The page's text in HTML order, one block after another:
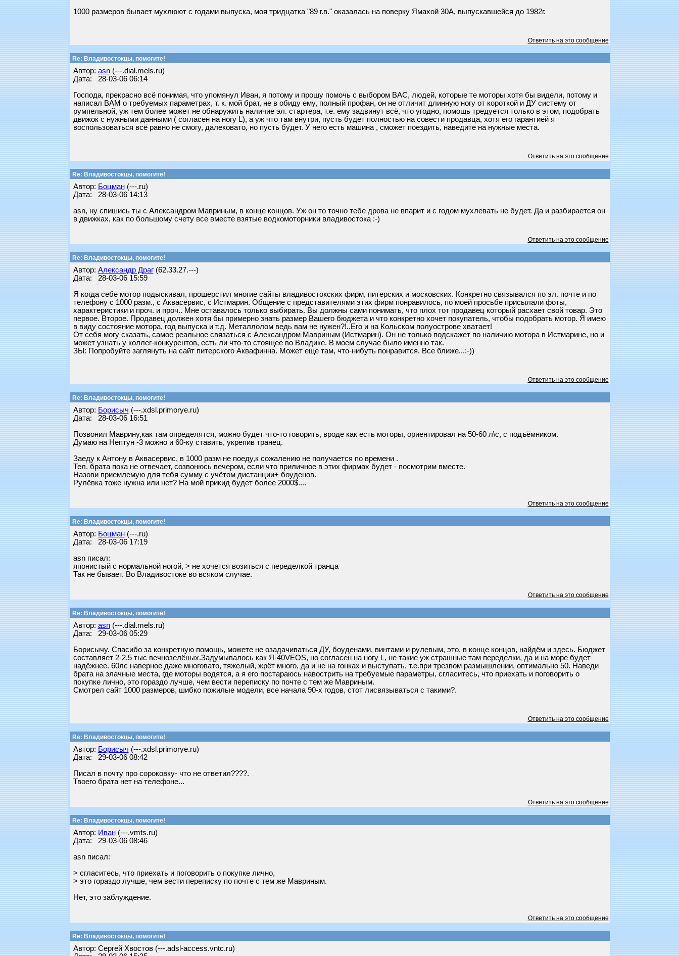
1000 размеров бывает мухлюют с годами выпуска, моя тридцатка "89 г.в." оказалась на поверку Ямахой 30А, выпускавшейся до 1982г.
Ответить на это сообщение
Re: Владивостокцы, помогите!
Автор: asn(---.dial.mels.ru)
Дата: 28-03-06 06:14
Господа, прекрасно всё понимая, что упомянул Иван, я потому и прошу помочь с выбором ВАС, людей, которые те моторы хотя бы видели, потому и
написал ВАМ о требуемых параметрах, т. к. мой брат, не в обиду ему, полный профан, он не отличит длинную ногу от короткой и ДУ систему от
румпельной, уж тем более может не обнаружить наличие эл. стартера, т.е. ему задвинут всё, что угодно, помощь тредуется только в этом, подобрать
движок с нужными данными ( согласен на ногу L), а уж что там внутри, пусть будет полностью на совести продавца, хотя его гарантией я
воспользоваться всё равно не смогу, далековато, но пусть будет. У него есть машина , сможет поездить, наведите на нужные места.
Ответить на это сообщение
Re: Владивостокцы, помогите!
Автор: Бoцман(---.ru)
Дата: 28-03-06 14:13
asn, ну спишись ты с Александром Мавриным, в конце концов. Уж он то точно тебе дрова не впарит и с годом мухлевать не будет. Да и разбирается он
в движках, как по большому счету все вместе взятые водкомоторники владивостока :-)
Ответить на это сообщение
Re: Владивостокцы, помогите!
Автор: Александр Драг(62.33.27.---)
Дата: 28-03-06 15:59
Я когда себе мотор подыскивал, прошерстил многие сайты владивостокских фирм, питерских и московских. Конкретно связывался по эл. почте и по
телефону с 1000 разм., с Аквасервис, с Истмарин. Общение с представителями этих фирм понравилось, по моей просьбе присылали фоты,
характеристики и проч. и проч.. Мне оставалось только выбирать. Вы должны сами понимать, что плох тот продавец который расхает свой товар. Это
первое. Второе. Продавец должен хотя бы примерно знать размер Вашего бюджета и что конкретно хочет покупатель, чтобы подобрать мотор. Я имею
в виду состояние мотора, год выпуска и т.д. Металлолом ведь вам не нужен?!..Его и на Кольском полуострове хватает!
От себя могу сказать, самое реальное связаться с Александром Мавриным (Истмарин). Он не только подскажет по наличию мотора в Истмарине, но и
может узнать у коллег-конкурентов, есть ли что-то стоящее во Владике. В моем случае было именно так.
ЗЫ: Попробуйте заглянуть на сайт питерского Аквафинна. Может еще там, что-нибуть понравится. Все ближе...:-))
Ответить на это сообщение
Re: Владивостокцы, помогите!
Автор: Борисыч (---.xdsl.primorye.ru)
Дата: 28-03-06 16:51
Позвонил Маврину,как там определятся, можно будет что-то говорить, вроде как есть моторы, ориентировал на 50-60 л\с, с подъёмником.
Думаю на Нептун -3 можно и 60-ку ставить, укрепив транец.
Заеду к Антону в Аквасервис, в 1000 разм не поеду,к сожалению не получается по времени .
Тел. брата пока не отвечает, созвонюсь вечером, если что приличное в этих фирмах будет - посмотрим вместе.
Назови приемлемую для тебя сумму с учётом дистанции+ боуденов.
Рулёвка тоже нужна или нет? На мой прикид будет более 2000$....
Ответить на это сообщение
Re: Владивостокцы, помогите!
Автор: Бoцман(---.ru)
Дата: 28-03-06 17:19
asn писал:
японистый с нормальной ногой, > не хочется возиться с переделкой транца
Так не бывает. Во Владивостоке во всяком случае.
Ответить на это сообщение
Re: Владивостокцы, помогите!
Автор: asn(---.dial.mels.ru)
Дата: 29-03-06 05:29
Борисычу. Спасибо за конкретную помощь, можете не озадачиваться ДУ, боуденами, винтами и рулевым, это, в конце концов, найдём и здесь. Бюджет
составляет 2-2,5 тыс вечнозелёных.Задумывалось как Я-40VEOS, но согласен на ногу L, не такие уж страшные там переделки, да и на море будет
надёжнее. 60лс наверное даже многовато, тяжелый, жрёт много, да и не на гонках и выступать, т.е.при трезвом размышлении, оптимально 50. Наведи
брата на злачные места, где моторы водятся, а я его постараюсь навострить на требуемые параметры, сгласитесь, что приехать и поговорить о
покупке лично, это гораздо лучше, чем вести переписку по почте с тем же Мавриным.
Смотрел сайт 1000 размеров, шибко пожилые модели, все начала 90-х годов, стот лисвязываться с такими?.
Ответить на это сообщение
Re: Владивостокцы, помогите!
Автор: Борисыч (---.xdsl.primorye.ru)
Дата: 29-03-06 08:42
Писал в почту про сороковку- что не ответил????.
Твоего брата нет на телефоне...
Ответить на это сообщение
Re: Владивостокцы, помогите!
Автор: Иван(---.vmts.ru)
Дата: 29-03-06 08:46
asn писал:
> сгласитесь, что приехать и поговорить о покупке лично,
> это гораздо лучше, чем вести переписку по почте с тем же Мавриным.
Нет, это заблуждение.
Ответить на это сообщение
Re: Владивостокцы, помогите!
Автор: Сергей Хвостов (---.adsl-access.vntc.ru)